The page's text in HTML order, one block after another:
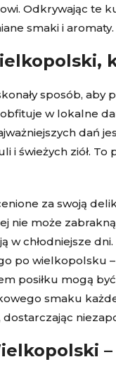
Odkrywając te
smaki i aromaty.
sposób,
w lokalne
dań
i świeżych ziół.
za swoją
nie może
w chłodniejsze
po wielkopolsku
posiłku mogą
smaku